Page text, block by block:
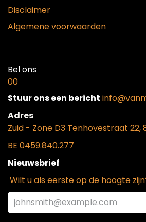
Disclaimer
Algemene voorwaarden
Bel ons​
00
Stuur ons een bericht
Adr​es
Zuid - Zone D3 Tenhovestraat 22,
BE 0459.840.277
Nieuwsbrief
Wilt u als eerste op de hoogte